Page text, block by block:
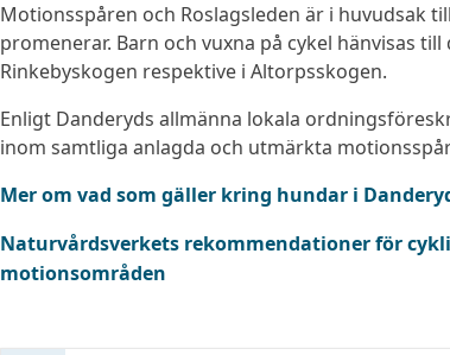
Motionsspåren och Roslagsleden är i huvudsak
promenerar. Barn och vuxna på cykel hänvisas
Rinkebyskogen respektive i Altorpsskogen.
Enligt Danderyds allmänna lokala
inom samtliga anlagda och utmärkta
Mer om vad som gäller kring hundar i
Naturvårdsverkets rekommendationer för
motionsområden
(extern länk, öppnas i ny flik)